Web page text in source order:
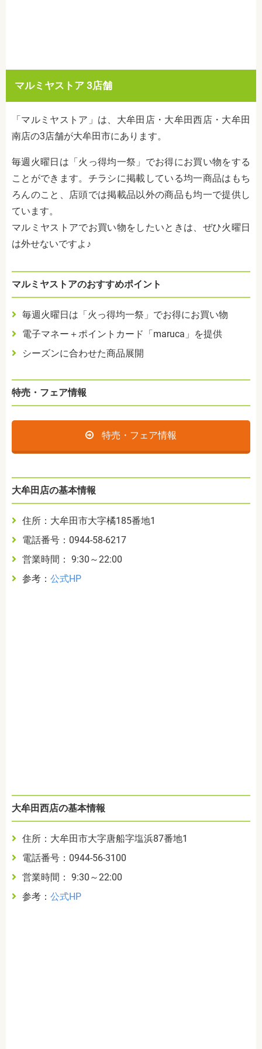
マルミヤストア 3店舗
「マルミヤストア」は、大牟田店・大牟田西店・大牟田
南店の3店舗が大牟田市にあります。
毎週火曜日は「火っ得均一祭」でお得にお買い物をする
ことができます。チラシに掲載している均一商品はもち
ろんのこと、店頭では掲載品以外の商品も均一で提供し
ています。
マルミヤストアでお買い物をしたいときは、ぜひ火曜日
は外せないですよ♪
マルミヤストアのおすすめポイント
毎週火曜日は「火っ得均一祭」でお得にお買い物
電子マネー＋ポイントカード「maruca」を提供
シーズンに合わせた商品展開
特売・フェア情報
特売・フェア情報
大牟田店の基本情報
住所：大牟田市大字橘185番地1
電話番号：0944-58-6217
営業時間： 9:30～22:00
参考： 公式HP
大牟田西店の基本情報
住所：大牟田市大字唐船字塩浜87番地1
電話番号：0944-56-3100
営業時間： 9:30～22:00
参考： 公式HP